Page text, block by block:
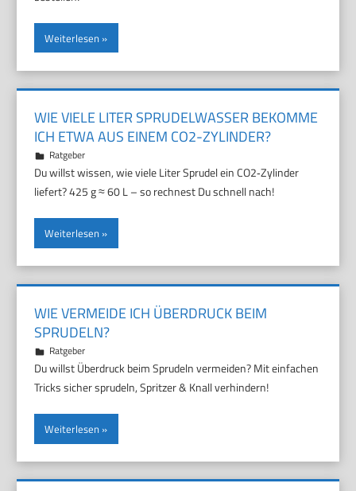
Weiterlesen
WIE VIELE LITER SPRUDELWASSER BEKOMME
ICH ETWA AUS EINEM CO2-ZYLINDER?
12. April 2026
Marco
Ratgeber
Du willst wissen, wie viele Liter Sprudel ein CO2‑Zylinder
liefert? 425 g ≈ 60 L – so rechnest Du schnell nach!
Weiterlesen
WIE VERMEIDE ICH ÜBERDRUCK BEIM
SPRUDELN?
8. April 2026
Marco
Ratgeber
Du willst Überdruck beim Sprudeln vermeiden? Mit einfachen
Tricks sicher sprudeln, Spritzer & Knall verhindern!
Weiterlesen